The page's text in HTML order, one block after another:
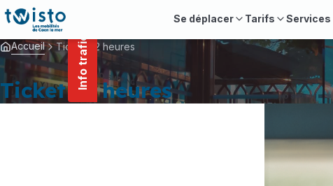
principal
Se déplacer Tarifs
Info trafic
Accueil Ticket 72 heures
Ticket 72 heures
Panneau de gestion des cookies